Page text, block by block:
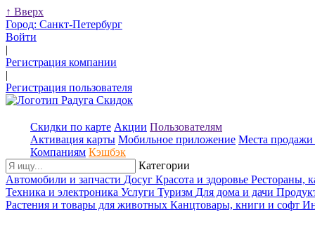
↑ Вверх
Город: Санкт-Петербург
Войти
|
Регистрация компании
|
Регистрация пользователя
Скидки по карте Акции Пользователям
Активация карты Мобильное приложение Места продажи
Компаниям Кэшбэк
Категории
Автомобили и запчасти Досуг Красота и здоровье Рестораны,
Техника и электроника Услуги Туризм Для дома и дачи
Растения и товары для животных Канцтовары, книги и софт